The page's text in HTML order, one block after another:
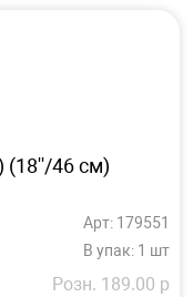
(18''/46 см)
Арт: 179551
В упак: 1 шт
Розн. 189.00 р